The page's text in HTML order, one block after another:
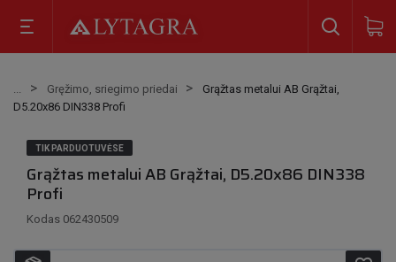
Gręžimo, sriegimo priedai
Grąžtas metalui AB Grąžtai,
D5.20x86 DIN338 Profi
TIK PARDUOTUVĖSE
Grąžtas metalui AB Grąžtai, D5.20x86 DIN338
Profi
Kodas 062430509